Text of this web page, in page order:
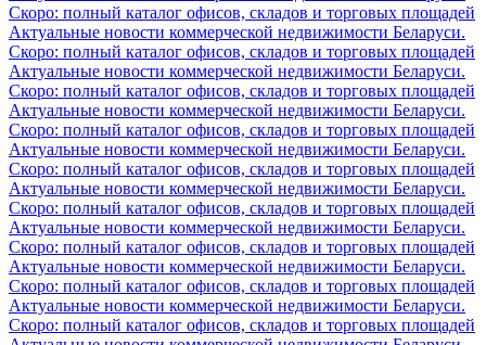
Скоро: полный каталог офисов, складов и торговых площадей
Актуальные новости коммерческой недвижимости Беларуси.
Скоро: полный каталог офисов, складов и торговых площадей
Актуальные новости коммерческой недвижимости Беларуси.
Скоро: полный каталог офисов, складов и торговых площадей
Актуальные новости коммерческой недвижимости Беларуси.
Скоро: полный каталог офисов, складов и торговых площадей
Актуальные новости коммерческой недвижимости Беларуси.
Скоро: полный каталог офисов, складов и торговых площадей
Актуальные новости коммерческой недвижимости Беларуси.
Скоро: полный каталог офисов, складов и торговых площадей
Актуальные новости коммерческой недвижимости Беларуси.
Скоро: полный каталог офисов, складов и торговых площадей
Актуальные новости коммерческой недвижимости Беларуси.
Скоро: полный каталог офисов, складов и торговых площадей
Актуальные новости коммерческой недвижимости Беларуси.
Скоро: полный каталог офисов, складов и торговых площадей